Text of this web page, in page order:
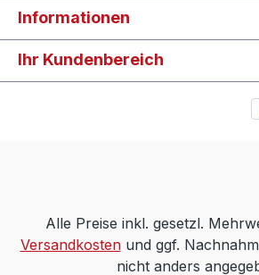
Informationen
Ihr Kundenbereich
Alle Preise inkl. gesetzl.
Versandkostenund ggf.
nicht anders